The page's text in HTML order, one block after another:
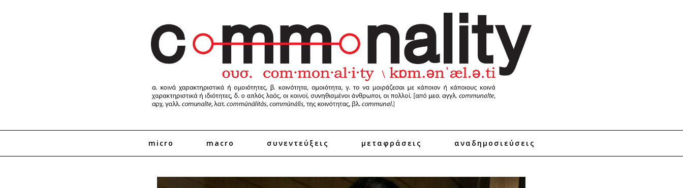
micro macro συνεντεύξεις μεταφράσεις αναδημοσιεύσεις